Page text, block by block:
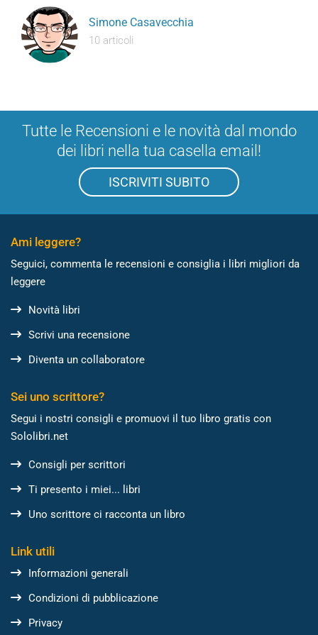
Simone Casavecchia
10 articoli
Tutte le Recensioni e le novità dal mondo
dei libri nella tua casella email!
ISCRIVITI SUBITO
Ami leggere?
Seguici, commenta le recensioni e consiglia i libri migliori da
leggere
Novità libri
Scrivi una recensione
Diventa un collaboratore
Sei uno scrittore?
Segui i nostri consigli e promuovi il tuo libro gratis con
Sololibri.net
Consigli per scrittori
Ti presento i miei... libri
Uno scrittore ci racconta un libro
Link utili
Informazioni generali
Condizioni di pubblicazione
Privacy